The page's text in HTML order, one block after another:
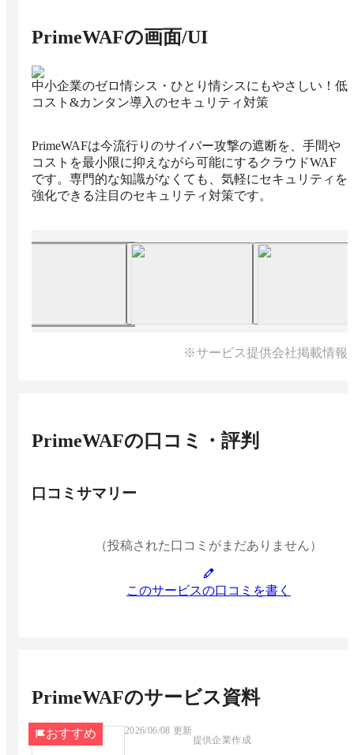
PrimeWAFの画面/UI
中小企業のゼロ情シス・ひとり情シスにもやさしい！低
コスト&カンタン導入のセキュリティ対策
PrimeWAFは今流行りのサイバー攻撃の遮断を、手間や
コストを最小限に抑えながら可能にするクラウドWAF
です。専門的な知識がなくても、気軽にセキュリティを
強化できる注目のセキュリティ対策です。
※サービス提供会社掲載情報
PrimeWAFの口コミ・評判
口コミサマリー
（投稿された口コミがまだありません）
このサービスの口コミを書く
PrimeWAFのサービス資料
おすすめ 2026/06/08 更新
提供企業作成